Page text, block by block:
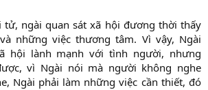
tử, ngài quan sát xã hội đương thời thấy
những việc thương tâm. Vì vậy, Ngài
hội lành mạnh với tình người, nhưng
vì Ngài nói mà người không nghe
Ngài phải làm những việc cần thiết, đó